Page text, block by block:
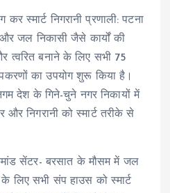
स्मार्ट निगरानी प्रणाली: पटना
जल निकासी जैसे कार्यों की
त्वरित बनाने के लिए सभी 75
का उपयोग शुरू किया है।
देश के गिने-चुने नगर निकायों में
और निगरानी को स्मार्ट तरीके से
सेंटर- बरसात के मौसम में जल
के लिए सभी संप हाउस को स्मार्ट